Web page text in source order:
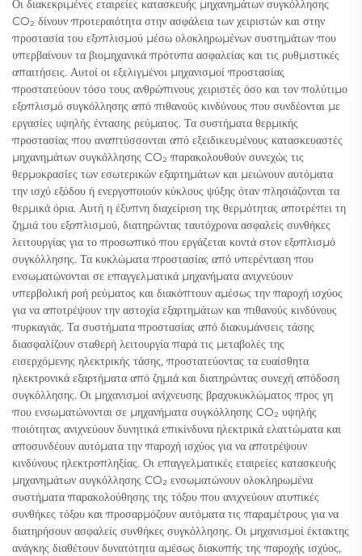
Οι διακεκριμένες εταιρείες κατασκευής μηχανημάτων συγκόλλησης
CO₂ δίνουν προτεραιότητα στην ασφάλεια των χειριστών και στην
προστασία του εξοπλισμού μέσω ολοκληρωμένων συστημάτων που
υπερβαίνουν τα βιομηχανικά πρότυπα ασφαλείας και τις ρυθμιστικές
απαιτήσεις. Αυτοί οι εξελιγμένοι μηχανισμοί προστασίας
προστατεύουν τόσο τους ανθρώπινους χειριστές όσο και τον πολύτιμο
εξοπλισμό συγκόλλησης από πιθανούς κινδύνους που συνδέονται με
εργασίες υψηλής έντασης ρεύματος. Τα συστήματα θερμικής
προστασίας που αναπτύσσονται από εξειδικευμένους κατασκευαστές
μηχανημάτων συγκόλλησης CO₂ παρακολουθούν συνεχώς τις
θερμοκρασίες των εσωτερικών εξαρτημάτων και μειώνουν αυτόματα
την ισχύ εξόδου ή ενεργοποιούν κύκλους ψύξης όταν πλησιάζονται τα
θερμικά όρια. Αυτή η έξυπνη διαχείριση της θερμότητας αποτρέπει τη
ζημιά του εξοπλισμού, διατηρώντας ταυτόχρονα ασφαλείς συνθήκες
λειτουργίας για το προσωπικό που εργάζεται κοντά στον εξοπλισμό
συγκόλλησης. Τα κυκλώματα προστασίας από υπερένταση που
ενσωματώνονται σε επαγγελματικά μηχανήματα ανιχνεύουν
υπερβολική ροή ρεύματος και διακόπτουν αμέσως την παροχή ισχύος
για να αποτρέψουν την αστοχία εξαρτημάτων και πιθανούς κινδύνους
πυρκαγιάς. Τα συστήματα προστασίας από διακυμάνσεις τάσης
διασφαλίζουν σταθερή λειτουργία παρά τις μεταβολές της
εισερχόμενης ηλεκτρικής τάσης, προστατεύοντας τα ευαίσθητα
ηλεκτρονικά εξαρτήματα από ζημιά και διατηρώντας συνεχή απόδοση
συγκόλλησης. Οι μηχανισμοί ανίχνευσης βραχυκυκλώματος προς γη
που ενσωματώνονται σε μηχανήματα συγκόλλησης CO₂ υψηλής
ποιότητας ανιχνεύουν δυνητικά επικίνδυνα ηλεκτρικά ελαττώματα και
αποσυνδέουν αυτόματα την παροχή ισχύος για να αποτρέψουν
κινδύνους ηλεκτροπληξίας. Οι επαγγελματικές εταιρείες κατασκευής
μηχανημάτων συγκόλλησης CO₂ ενσωματώνουν ολοκληρωμένα
συστήματα παρακολούθησης της τόξου που ανιχνεύουν ατυπικές
συνθήκες τόξου και προσαρμόζουν αυτόματα τις παραμέτρους για να
διατηρήσουν ασφαλείς συνθήκες συγκόλλησης. Οι μηχανισμοί έκτακτης
ανάγκης διαθέτουν δυνατότητα αμέσως διακοπής της παροχής ισχύος,